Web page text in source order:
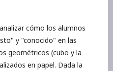
cómo los alumnos
y "conocido" en las
geométricos (cubo y la
en papel. Dada la